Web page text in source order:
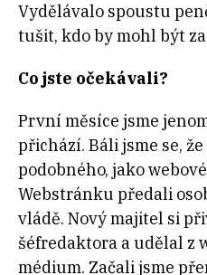
Vydělávalo spoustu
tušit, kdo by mohl být
Co jste očekávali?
První měsíce jsme
přichází. Báli jsme se,
podobného, ​​jako
Webstránku předali
vládě. Nový majitel si
šéfredaktora a udělal z
médium. Začali jsme